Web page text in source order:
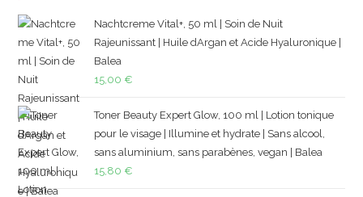
Nachtcreme Vital+, 50 ml | Soin de Nuit
Rajeunissant | Huile dArgan et Acide Hyaluronique |
Balea
15,00 €
Toner Beauty Expert Glow, 100 ml | Lotion tonique
pour le visage | Illumine et hydrate | Sans alcool,
sans aluminium, sans parabènes, vegan | Balea
15,80 €